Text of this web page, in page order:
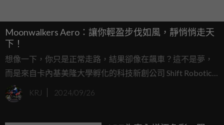
Moonwalkers Aero：讓你輕盈步伐如風，靜悄悄走天
下！
想像一下，你只是正常走路，結果卻像在飆車？這不是夢，
而是來自卡內基美隆大學孵化的科技新創公司 Shift Robotics
推出的最新產品——Moonwalkers Aero。這雙充滿黑科技的
「摩托化輪子」不僅可以讓你走路時像踩風火輪，還讓過程
KRJ 2024/09/26